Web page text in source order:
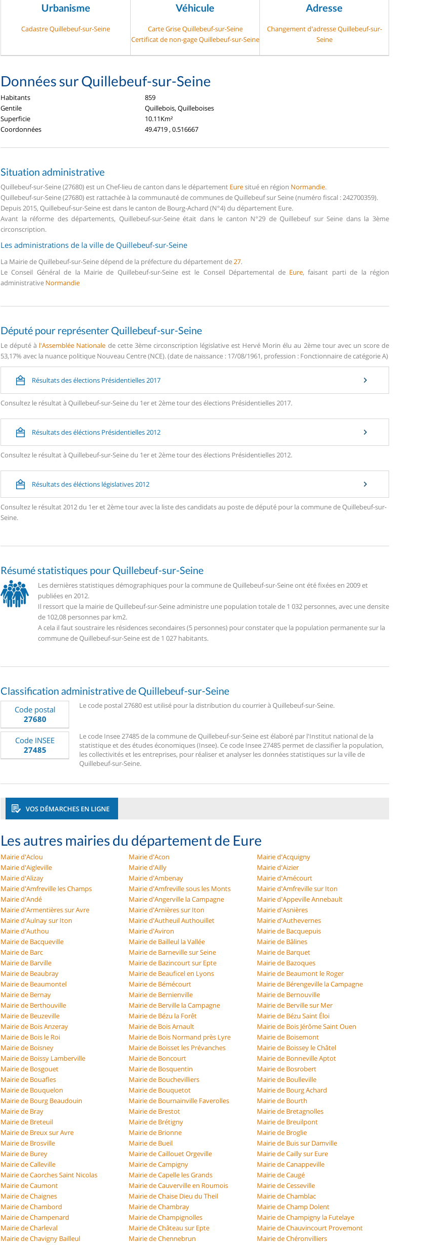
Urbanisme
Cadastre Quillebeuf-sur-Seine
Véhicule
Carte Grise Quillebeuf-sur-Seine
Certificat de non-gage Quillebeuf-sur-Seine
Adresse
Changement d'adresse Quillebeuf-sur-
Seine
Données sur Quillebeuf-sur-Seine
Habitants
859
Gentile
Quillebois, Quilleboises
Superficie
10.11Km²
Coordonnées
49.4719 , 0.516667
Situation administrative
Quillebeuf-sur-Seine (27680) est un Chef-lieu de canton dans le département Euresitué en région Normandie.
Quillebeuf-sur-Seine (27680) est rattachée à la communauté de communes de Quillebeuf sur Seine (numéro fiscal : 242700359).
Depuis 2015, Quillebeuf-sur-Seine est dans le canton de Bourg-Achard (N°4) du département Eure.
Avant la réforme des départements, Quillebeuf-sur-Seine était dans le canton N°29 de Quillebeuf sur Seine dans la 3ème
circonscription.
Les administrations de la ville de Quillebeuf-sur-Seine
La Mairie de Quillebeuf-sur-Seine dépend de la préfecture du département de27.
Le Conseil Général de la Mairie de Quillebeuf-sur-Seine est le Conseil Départemental de Eure, faisant parti de la région
administrative Normandie
Député pour représenter Quillebeuf-sur-Seine
Le député à l'Assemblée Nationale de cette 3ème circonscription législative est Hervé Morin élu au 2ème tour avec un score de
53,17% avec la nuance politique Nouveau Centre (NCE). (date de naissance : 17/08/1961, profession : Fonctionnaire de catégorie A)
Résultats des élections Présidentielles 2017
Consultez le résultat à Quillebeuf-sur-Seine du 1er et 2ème tour des élections Présidentielles 2017.
Résultats des éléctions Présidentielles 2012
Consultez le résultat à Quillebeuf-sur-Seine du 1er et 2ème tour des élections Présidentielles 2012.
Résultats des éléctions législatives 2012
Consultez le résultat 2012 du 1er et 2ème tour avec la liste des candidats au poste de député pour la commune de Quillebeuf-sur-
Seine.
Résumé statistiques pour Quillebeuf-sur-Seine
Les dernières statistiques démographiques pour la commune de Quillebeuf-sur-Seine ont été fixées en 2009 et
publiées en 2012.
Il ressort que la mairie de Quillebeuf-sur-Seine administre une population totale de 1 032 personnes, avec une densite
de 102,08 personnes par km2.
A cela il faut soustraire les résidences secondaires (5 personnes) pour constater que la population permanente sur la
commune de Quillebeuf-sur-Seine est de 1 027 habitants.
Classification administrative de Quillebeuf-sur-Seine
Code postal
27680
Le code postal 27680 est utilisé pour la distribution du courrier à Quillebeuf-sur-Seine.
Code INSEE
27485
Le code Insee 27485 de la commune de Quillebeuf-sur-Seine est élaboré par l'Institut national de la
statistique et des études économiques (Insee). Ce code Insee 27485 permet de classifier la population,
les collectivités et les entreprises, pour réaliser et analyser les données statistiques sur la ville de
Quillebeuf-sur-Seine.
VOS DÉMARCHES EN LIGNE
Les autres mairies du département de Eure
Mairie d'Aclou Mairie d'Acon
Mairie d'Acquigny
Mairie d'Aigleville
Mairie d'Ailly
Mairie d'Aizier
Mairie d'Alizay
Mairie d'Ambenay
Mairie d'Amécourt
Mairie d'Amfreville les Champs
Mairie d'Amfreville sous les Monts
Mairie d'Amfreville sur Iton
Mairie d'Andé
Mairie d'Angerville la Campagne
Mairie d'Appeville Annebault
Mairie d'Armentières sur Avre
Mairie d'Arnières sur Iton
Mairie d'Asnières
Mairie d'Aulnay sur Iton
Mairie d'Autheuil Authouillet
Mairie d'Authevernes
Mairie d'Authou
Mairie d'Aviron
Mairie de Bacquepuis
Mairie de Bacqueville
Mairie de Bailleul la Vallée
Mairie de Bâlines
Mairie de Barc
Mairie de Barneville sur Seine
Mairie de Barquet
Mairie de Barville
Mairie de Bazincourt sur Epte
Mairie de Bazoques
Mairie de Beaubray
Mairie de Beauficel en Lyons
Mairie de Beaumont le Roger
Mairie de Beaumontel
Mairie de Bémécourt
Mairie de Bérengeville la Campagne
Mairie de Bernay
Mairie de Bernienville
Mairie de Bernouville
Mairie de Berthouville
Mairie de Berville la Campagne
Mairie de Berville sur Mer
Mairie de Beuzeville
Mairie de Bézu la Forêt
Mairie de Bézu Saint Éloi
Mairie de Bois Anzeray
Mairie de Bois Arnault
Mairie de Bois Jérôme Saint Ouen
Mairie de Bois le Roi
Mairie de Bois Normand près Lyre
Mairie de Boisemont
Mairie de Boisney
Mairie de Boisset les Prévanches
Mairie de Boissey le Châtel
Mairie de Boissy Lamberville
Mairie de Boncourt
Mairie de Bonneville Aptot
Mairie de Bosgouet
Mairie de Bosquentin
Mairie de Bosrobert
Mairie de Bouafles
Mairie de Bouchevilliers
Mairie de Boulleville
Mairie de Bouquelon
Mairie de Bouquetot
Mairie de Bourg Achard
Mairie de Bourg Beaudouin
Mairie de Bournainville Faverolles
Mairie de Bourth
Mairie de Bray
Mairie de Brestot
Mairie de Bretagnolles
Mairie de Breteuil
Mairie de Brétigny
Mairie de Breuilpont
Mairie de Breux sur Avre
Mairie de Brionne
Mairie de Broglie
Mairie de Brosville
Mairie de Bueil
Mairie de Buis sur Damville
Mairie de Burey
Mairie de Caillouet Orgeville
Mairie de Cailly sur Eure
Mairie de Calleville
Mairie de Campigny
Mairie de Canappeville
Mairie de Caorches Saint Nicolas
Mairie de Capelle les Grands
Mairie de Caugé
Mairie de Caumont
Mairie de Cauverville en Roumois
Mairie de Cesseville
Mairie de Chaignes
Mairie de Chaise Dieu du Theil
Mairie de Chamblac
Mairie de Chambord
Mairie de Chambray
Mairie de Champ Dolent
Mairie de Champenard
Mairie de Champignolles
Mairie de Champigny la Futelaye
Mairie de Charleval
Mairie de Château sur Epte
Mairie de Chauvincourt Provemont
Mairie de Chavigny Bailleul
Mairie de Chennebrun
Mairie de Chéronvilliers